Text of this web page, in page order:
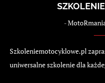
-
Szkoleniemotocyklowe.pl
uniwersalne szkolenie dla